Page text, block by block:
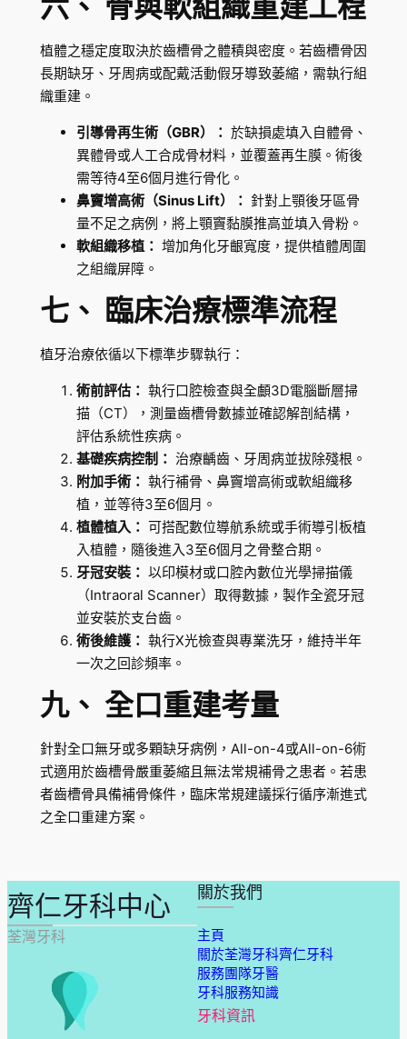
植體之穩定度取決於齒槽骨之體積與密度。若齒槽骨因
長期缺牙、牙周病或配戴活動假牙導致萎縮，需執行組
織重建。
引導骨再生術（GBR）： 於缺損處填入自體骨、
異體骨或人工合成骨材料，並覆蓋再生膜。術後
需等待4至6個月進行骨化。
鼻竇增高術（Sinus Lift）： 針對上顎後牙區骨
量不足之病例，將上顎竇黏膜推高並填入骨粉。
軟組織移植： 增加角化牙齦寬度，提供植體周圍
之組織屏障。
七、 臨床治療標準流程
植牙治療依循以下標準步驟執行：
術前評估： 執行口腔檢查與全顱3D電腦斷層掃
描（CT），測量齒槽骨數據並確認解剖結構，
評估系統性疾病。
基礎疾病控制： 治療齲齒、牙周病並拔除殘根。
附加手術： 執行補骨、鼻竇增高術或軟組織移
植，並等待3至6個月。
植體植入： 可搭配數位導航系統或手術導引板植
入植體，隨後進入3至6個月之骨整合期。
牙冠安裝： 以印模材或口腔內數位光學掃描儀
（Intraoral Scanner）取得數據，製作全瓷牙冠
並安裝於支台齒。
術後維護： 執行X光檢查與專業洗牙，維持半年
一次之回診頻率。
九、 全口重建考量
針對全口無牙或多顆缺牙病例，All-on-4或All-on-6術
式適用於齒槽骨嚴重萎縮且無法常規補骨之患者。若患
者齒槽骨具備補骨條件，臨床常規建議採行循序漸進式
之全口重建方案。
齊仁牙科中心
荃灣牙科
關於我們
主頁
關於荃灣牙科齊仁牙科
服務團隊牙醫
牙科服務知識
牙科資訊